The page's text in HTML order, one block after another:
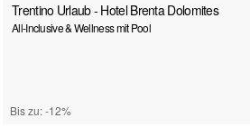
Trentino Urlaub - Hotel Brenta Dolomites
All-Inclusive & Wellness mit Pool
Bis zu: -12%